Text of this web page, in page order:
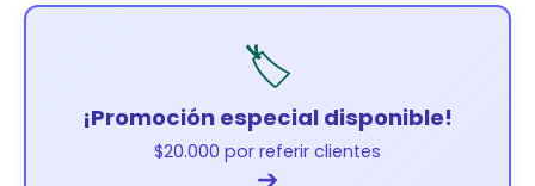
🏷️
¡Promoción especial disponible!
$20.000 por referir clientes